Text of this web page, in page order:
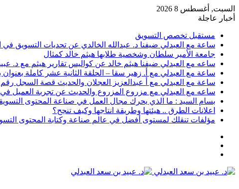
السبت, أغسطس 8 2026
أخبار عاجلة
مستقبل تخصص التسويق
ساعة مع العبدلي ضيفنا د. عبدالله الخالدي عن تحديات التسويق في
جامعة الأمير سلطان وشخصية طلابها هيثم خالد كمثال
ساعه مع العبدلي ضيفنا هيثم خالد عن كواليس تقارير هيثم مع د.
ساعة مع العبدلي مع أ. زهير سقا – الحلقة الثانية عشر كاملة بعنوان
ساعة مع العبدلي مع أ عبدالعزيز العجلان والحديث قصة السجل رقم 6 وتسويق الثقافة مع د عبيد العبدلي
ساعه مع العبدلي مع مزروع المزروع والحديث عن تجربة العميل في
بسام السيد : ما الذي يحرك مجال العمل في صناعة المحتوى
اعلانات الطرق .. هيئتها وطريقة انتاجها وكيف تنجح؟
مؤلفات تنقلك لمستوى أفضل في عالم صناعة وكتابة المحتوى
القائمة